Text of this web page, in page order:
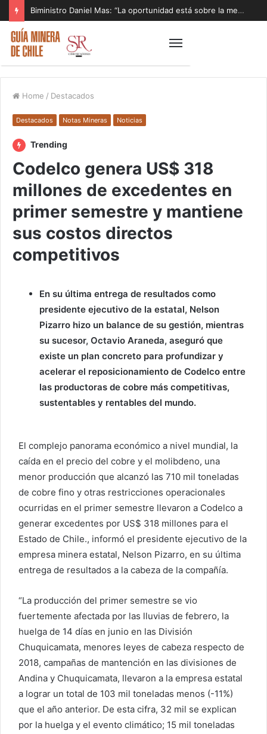
Biministro Daniel Mas: “La oportunidad está sobre la mesa y tenemos que aprovecharla”
Home / Destacados
Destacados Notas Mineras Noticias
Trending
Codelco genera US$ 318
millones de excedentes en
primer semestre y mantiene
sus costos directos
competitivos
En su última entrega de resultados como
presidente ejecutivo de la estatal, Nelson
Pizarro hizo un balance de su gestión, mientras
su sucesor, Octavio Araneda, aseguró que
existe un plan concreto para profundizar y
acelerar el reposicionamiento de Codelco entre
las productoras de cobre más competitivas,
sustentables y rentables del mundo.
El complejo panorama económico a nivel mundial, la
caída en el precio del cobre y el molibdeno, una
menor producción que alcanzó las 710 mil toneladas
de cobre fino y otras restricciones operacionales
ocurridas en el primer semestre llevaron a Codelco a
generar excedentes por US$ 318 millones para el
Estado de Chile., informó el presidente ejecutivo de la
empresa minera estatal, Nelson Pizarro, en su última
entrega de resultados a la cabeza de la compañía.
“La producción del primer semestre se vio
fuertemente afectada por las lluvias de febrero, la
huelga de 14 días en junio en las División
Chuquicamata, menores leyes de cabeza respecto de
2018, campañas de mantención en las divisiones de
Andina y Chuquicamata, llevaron a la empresa estatal
a lograr un total de 103 mil toneladas menos (-11%)
que el año anterior. De esta cifra, 32 mil se explican
por la huelga y el evento climático; 15 mil toneladas